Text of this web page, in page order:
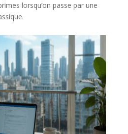
lorsqu’on passe par une